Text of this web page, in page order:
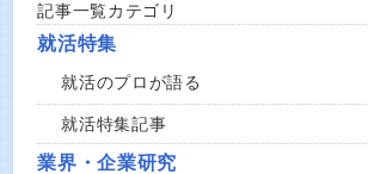
記事一覧カテゴリ
就活特集
就活のプロが語る
就活特集記事
業界・企業研究